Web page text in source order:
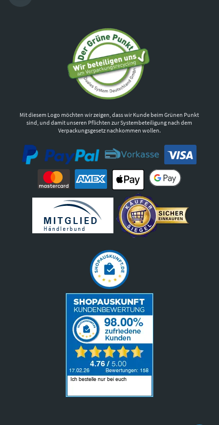
Mit diesem Logo möchten wir zeigen, dass wir Kunde beim Grünen Punkt
sind, und damit unseren Pflichten zur Systembeteiligung nach dem
Verpackungsgesetz nachkommen wollen.